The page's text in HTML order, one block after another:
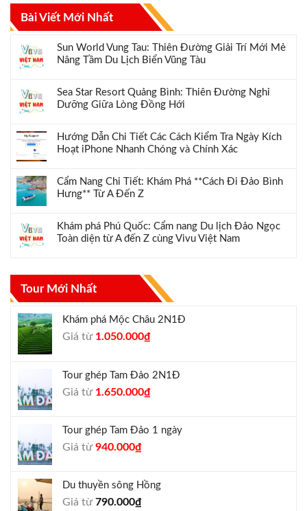
Bài Viết Mới Nhất
Sun World Vung Tau: Thiên Đường Giải Trí Mới Mẻ
Nâng Tầm Du Lịch Biển Vũng Tàu
Sea Star Resort Quảng Bình: Thiên Đường Nghỉ
Dưỡng Giữa Lòng Đồng Hới
Hướng Dẫn Chi Tiết Các Cách Kiểm Tra Ngày Kích
Hoạt iPhone Nhanh Chóng và Chính Xác
Cẩm Nang Chi Tiết: Khám Phá **Cách Đi Đảo Bình
Hưng** Từ A Đến Z
Khám phá Phú Quốc: Cẩm nang Du lịch Đảo Ngọc
Toàn diện từ A đến Z cùng Vivu Việt Nam
Tour Mới Nhất
Khám phá Mộc Châu 2N1Đ
Giá từ Giá
1.300.000₫.
1.050.000₫Giá
là:
Tour ghép Tam Đảo 2N1Đ
Giá từ Giá
1.800.000₫.
1.650.000₫Giá
là:
Tour ghép Tam Đảo 1 ngày
Giá từGiá
1.000.000₫.
940.000₫Giá
là:
Du thuyền sông Hồng
Giá từ790.000₫